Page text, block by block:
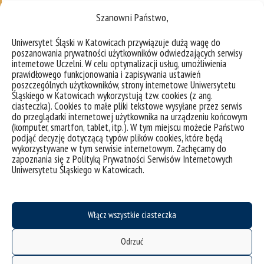
Szanowni Państwo,
Uniwersytet Śląski w Katowicach przywiązuje dużą wagę do
poszanowania prywatności użytkowników odwiedzających serwisy
internetowe Uczelni. W celu optymalizacji usług, umożliwienia
prawidłowego funkcjonowania i zapisywania ustawień
poszczególnych użytkowników, strony internetowe Uniwersytetu
Śląskiego w Katowicach wykorzystują tzw. cookies (z ang.
ciasteczka). Cookies to małe pliki tekstowe wysyłane przez serwis
do przeglądarki internetowej użytkownika na urządzeniu końcowym
(komputer, smartfon, tablet, itp.). W tym miejscu możecie Państwo
podjąć decyzję dotyczącą typów plików cookies, które będą
wykorzystywane w tym serwisie internetowym. Zachęcamy do
zapoznania się z Polityką Prywatności Serwisów Internetowych
Uniwersytetu Śląskiego w Katowicach.
Włącz wszystkie ciasteczka
Odrzuć
– bibliotekarz (w bibliotekach naukowych, fachowych,
publicznych, szkolnych, specjalnych),
– specjalista informacji naukowej,
– specjalista zarządzania informacją,
– pracownik wydawnictwa.
"zgadzam
się",
żeby
włączyć
Facebook
P
o
l
i
t
i
Kliknij
"zgadzam
się",
żeby
włączyć
Facebook
P
o
l
Kliknij
"zgadzam
się",
żeby